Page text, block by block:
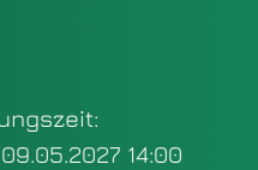
14:00